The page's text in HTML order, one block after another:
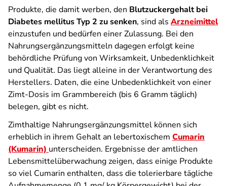
Produkte, die damit werben, den Blutzuckergehalt bei
Diabetes mellitus Typ 2 zu senken, sind als Arzneimittel
einzustufen und bedürfen einer Zulassung. Bei den
Nahrungsergänzungsmitteln dagegen erfolgt keine
behördliche Prüfung von Wirksamkeit, Unbedenklichkeit
und Qualität. Das liegt alleine in der Verantwortung des
Herstellers. Daten, die eine Unbedenklichkeit von einer
Zimt-Dosis im Grammbereich (bis 6 Gramm täglich)
belegen, gibt es nicht.
Zimthaltige Nahrungsergänzungsmittel können sich
erheblich in ihrem Gehalt an lebertoxischem Cumarin
(Kumarin) unterscheiden. Ergebnisse der amtlichen
Lebensmittelüberwachung zeigen, dass einige Produkte
so viel Cumarin enthalten, dass die tolerierbare tägliche